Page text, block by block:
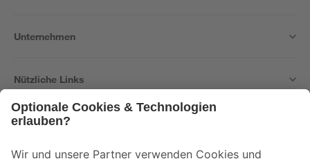
Unternehmen
Nützliche Links
Der toom Newsletter: Keine Angebote und Aktionen mehr verpassen!